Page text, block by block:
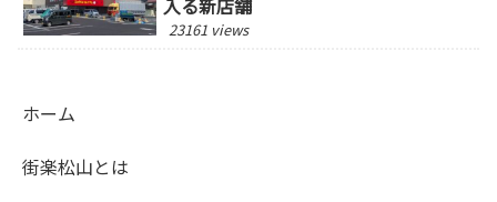
入る新店舗
23161 views
ホーム
街楽松山とは